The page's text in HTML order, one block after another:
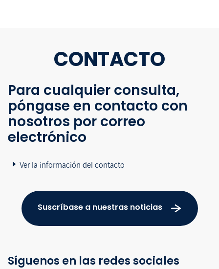
CONTACTO
Para cualquier consulta,
póngase en contacto con
nosotros por correo
electrónico
Ver la información del contacto
Suscríbase a nuestras noticias
Síguenos en las redes sociales